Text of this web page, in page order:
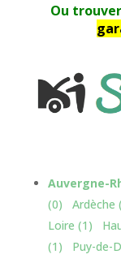
Ou
Auvergne-
(0)
Ardèche
Loire (1)
(1)
Puy-de-